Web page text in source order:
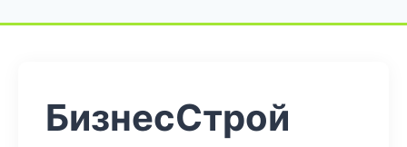
БизнесСтрой